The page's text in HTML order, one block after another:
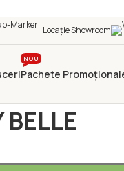
Locație Showroom
Pachete
NOU